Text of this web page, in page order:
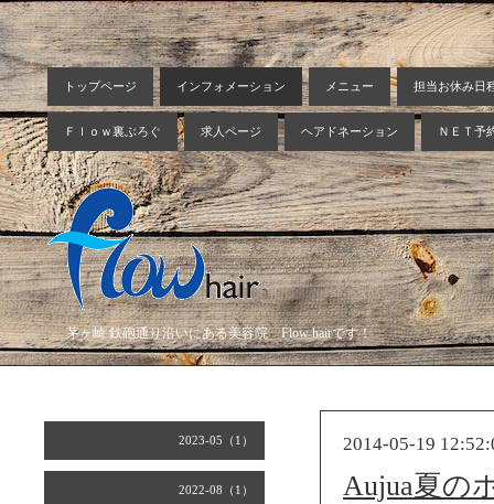
トップページ インフォメーション メニュー 担当お休み日
Ｆｌｏｗ裏ぶろぐ 求人ページ ヘアドネーション ＮＥＴ予
茅ヶ崎 鉄砲通り沿いにある美容院 Flow hairです！
2023-05（1）
2022-08（1）
2014-05-19
Aujua夏の